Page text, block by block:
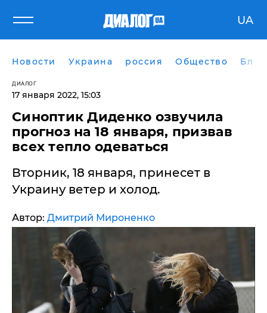
UA
Новости Украина россия Общество
ДИАЛОГ
17 января 2022, 15:03
​Синоптик Диденко озвучила
прогноз на 18 января, призвав
всех тепло одеваться
Вторник, 18 января, принесет в
Украину ветер и холод.
Автор: Дмитрий Мироненко